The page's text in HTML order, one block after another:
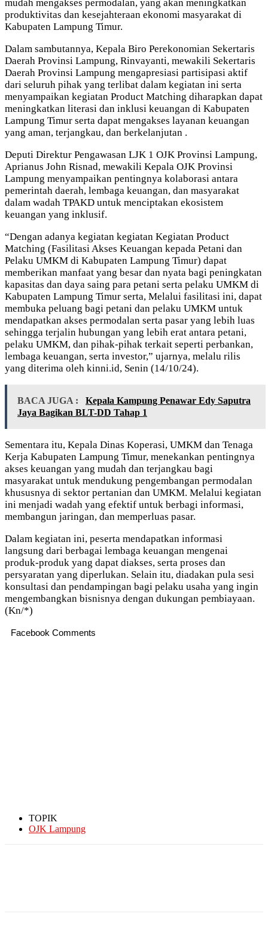
mudah mengakses permodalan, yang akan meningkatkan
produktivitas dan kesejahteraan ekonomi masyarakat di
Kabupaten Lampung Timur.
Dalam sambutannya, Kepala Biro Perekonomian Sekertaris
Daerah Provinsi Lampung, Rinvayanti, mewakili Sekertaris
Daerah Provinsi Lampung mengapresiasi partisipasi aktif
dari seluruh pihak yang terlibat dalam kegiatan ini serta
menyampaikan kegiatan Product Matching diharapkan dapat
meningkatkan literasi dan inklusi keuangan di Kabupaten
Lampung Timur serta dapat mengakses layanan keuangan
yang aman, terjangkau, dan berkelanjutan .
Deputi Direktur Pengawasan LJK 1 OJK Provinsi Lampung,
Aprianus John Risnad, mewakili Kepala OJK Provinsi
Lampung menyampaikan pentingnya kolaborasi antara
pemerintah daerah, lembaga keuangan, dan masyarakat
dalam wadah TPAKD untuk menciptakan ekosistem
keuangan yang inklusif.
“Dengan adanya kegiatan kegiatan Kegiatan Product
Matching (Fasilitasi Akses Keuangan kepada Petani dan
Pelaku UMKM di Kabupaten Lampung Timur) dapat
memberikan manfaat yang besar dan nyata bagi peningkatan
kapasitas dan daya saing para petani serta pelaku UMKM di
Kabupaten Lampung Timur serta, Melalui fasilitasi ini, dapat
membuka peluang bagi petani dan pelaku UMKM untuk
mendapatkan akses permodalan serta pasar yang lebih luas
sehingga terjalin hubungan yang lebih erat antara petani,
pelaku UMKM, dan pihak-pihak terkait seperti perbankan,
lembaga keuangan, serta investor,” ujarnya, melalu rilis
yang diterima oleh kinni.id, Senin (14/10/24).
BACA JUGA :
Kepala Kampung Penawar Edy Saputra
Jaya Bagikan BLT-DD Tahap 1
Sementara itu, Kepala Dinas Koperasi, UMKM dan Tenaga
Kerja Kabupaten Lampung Timur, menekankan pentingnya
akses keuangan yang mudah dan terjangkau bagi
masyarakat untuk mendukung pengembangan permodalan
khususnya di sektor pertanian dan UMKM. Melalui kegiatan
ini menjadi wadah yang efektif untuk berbagi informasi,
membangun jaringan, dan memperluas pasar.
Dalam kegiatan ini, peserta mendapatkan informasi
langsung dari berbagai lembaga keuangan mengenai
produk-produk yang dapat diakses, serta proses dan
persyaratan yang diperlukan. Selain itu, diadakan pula sesi
konsultasi dan pendampingan bagi pelaku usaha yang ingin
mengembangkan bisnisnya dengan dukungan pembiayaan.
(Kn/*)
Facebook Comments
TOPIK
OJK Lampung